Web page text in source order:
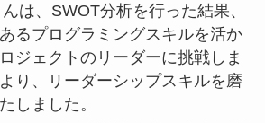
は、SWOT分析を行った結果、
るプログラミングスキルを活か
ジェクトのリーダーに挑戦しま
り、リーダーシップスキルを磨
しました。